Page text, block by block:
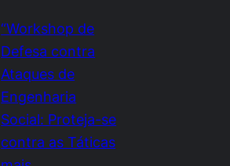
“Workshop de
Defesa contra
Ataques de
Engenharia
Social: Proteja-se
contra as Táticas